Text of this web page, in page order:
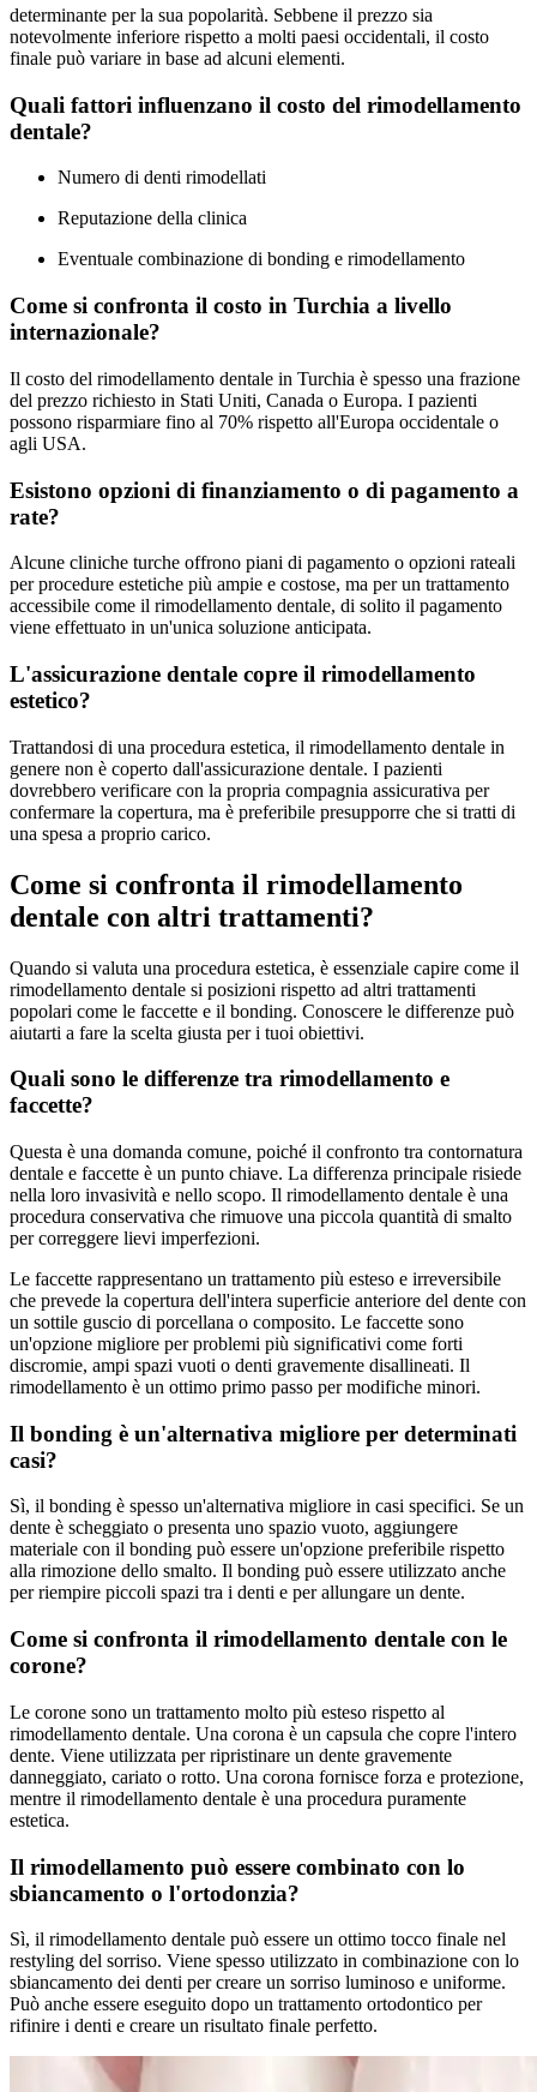
determinante per la sua popolarità. Sebbene il prezzo sia
notevolmente inferiore rispetto a molti paesi occidentali, il costo
finale può variare in base ad alcuni elementi.
Quali fattori influenzano il costo del rimodellamento
dentale?
Numero di denti rimodellati
Reputazione della clinica
Eventuale combinazione di bonding e rimodellamento
Come si confronta il costo in Turchia a livello
internazionale?
Il costo del rimodellamento dentale in Turchia è spesso una frazione
del prezzo richiesto in Stati Uniti, Canada o Europa. I pazienti
possono risparmiare fino al 70% rispetto all'Europa occidentale o
agli USA.
Esistono opzioni di finanziamento o di pagamento a
rate?
Alcune cliniche turche offrono piani di pagamento o opzioni rateali
per procedure estetiche più ampie e costose, ma per un trattamento
accessibile come il rimodellamento dentale, di solito il pagamento
viene effettuato in un'unica soluzione anticipata.
L'assicurazione dentale copre il rimodellamento
estetico?
Trattandosi di una procedura estetica, il rimodellamento dentale in
genere non è coperto dall'assicurazione dentale. I pazienti
dovrebbero verificare con la propria compagnia assicurativa per
confermare la copertura, ma è preferibile presupporre che si tratti di
una spesa a proprio carico.
Come si confronta il rimodellamento
dentale con altri trattamenti?
Quando si valuta una procedura estetica, è essenziale capire come il
rimodellamento dentale si posizioni rispetto ad altri trattamenti
popolari come le faccette e il bonding. Conoscere le differenze può
aiutarti a fare la scelta giusta per i tuoi obiettivi.
Quali sono le differenze tra rimodellamento e
faccette?
Questa è una domanda comune, poiché il confronto tra contornatura
dentale e faccette è un punto chiave. La differenza principale risiede
nella loro invasività e nello scopo. Il rimodellamento dentale è una
procedura conservativa che rimuove una piccola quantità di smalto
per correggere lievi imperfezioni.
Le faccette rappresentano un trattamento più esteso e irreversibile
che prevede la copertura dell'intera superficie anteriore del dente con
un sottile guscio di porcellana o composito. Le faccette sono
un'opzione migliore per problemi più significativi come forti
discromie, ampi spazi vuoti o denti gravemente disallineati. Il
rimodellamento è un ottimo primo passo per modifiche minori.
Il bonding è un'alternativa migliore per determinati
casi?
Sì, il bonding è spesso un'alternativa migliore in casi specifici. Se un
dente è scheggiato o presenta uno spazio vuoto, aggiungere
materiale con il bonding può essere un'opzione preferibile rispetto
alla rimozione dello smalto. Il bonding può essere utilizzato anche
per riempire piccoli spazi tra i denti e per allungare un dente.
Come si confronta il rimodellamento dentale con le
corone?
Le corone sono un trattamento molto più esteso rispetto al
rimodellamento dentale. Una corona è un capsula che copre l'intero
dente. Viene utilizzata per ripristinare un dente gravemente
danneggiato, cariato o rotto. Una corona fornisce forza e protezione,
mentre il rimodellamento dentale è una procedura puramente
estetica.
Il rimodellamento può essere combinato con lo
sbiancamento o l'ortodonzia?
Sì, il rimodellamento dentale può essere un ottimo tocco finale nel
restyling del sorriso. Viene spesso utilizzato in combinazione con lo
sbiancamento dei denti per creare un sorriso luminoso e uniforme.
Può anche essere eseguito dopo un trattamento ortodontico per
rifinire i denti e creare un risultato finale perfetto.